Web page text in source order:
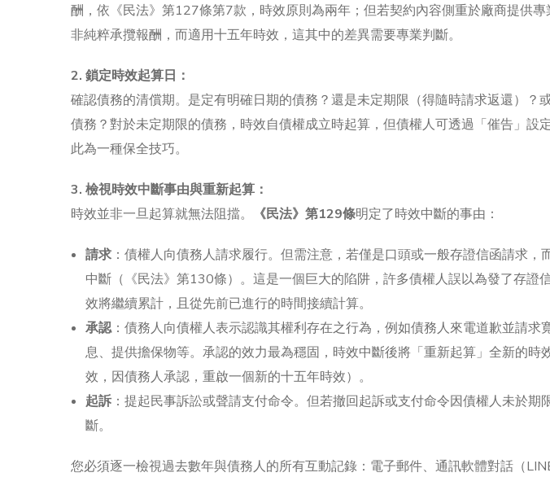
酬，依《民法》第127條第7款，時效原則為兩年；但若契約內容側重於廠商提供
非純粹承攬報酬，而適用十五年時效，這其中的差異需要專業判斷。
2. 鎖定時效起算日：
確認債務的清償期。是定有明確日期的債務？還是未定期限（得隨時請求返還）？
債務？對於未定期限的債務，時效自債權成立時起算，但債權人可透過「催告」設
此為一種保全技巧。
3. 檢視時效中斷事由與重新起算：
時效並非一旦起算就無法阻擋。
《民法》第129條明定了時效中斷的事由：
請求 ：債權人向債務人請求履行。但需注意，若僅是口頭或一般存證信函請求
中斷（《民法》第130條）。這是一個巨大的陷阱，許多債權人誤以為發了存證
效將繼續累計，且從先前已進行的時間接續計算。
承認：債務人向債權人表示認識其權利存在之行為，例如債務人來電道歉並請求
息、提供擔保物等。承認的效力最為穩固，時效中斷後將「重新起算」全新的時
效，因債務人承認，重啟一個新的十五年時效）。
起訴 ：提起民事訴訟或聲請支付命令。但若撤回起訴或支付命令因債權人未於
斷。
您必須逐一檢視過去數年與債務人的所有互動記錄：電子郵件、通訊軟體對話（